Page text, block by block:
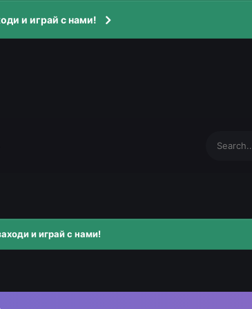
и играй с нами!
и играй с нами!